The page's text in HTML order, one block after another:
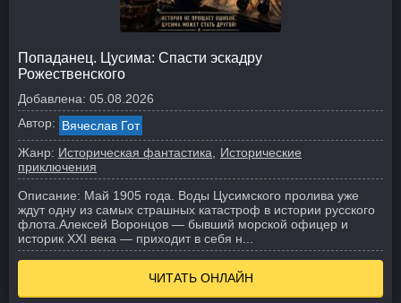
Попаданец. Цусима: Спасти эскадру
Рожественского
Добавлена: 05.08.2026
Автор: Вячеслав Гот
Жанр: Историческая фантастика
Исторические
приключения
Описание: Май 1905 года. Воды Цусимского пролива уже
ждут одну из самых страшных катастроф в истории русского
флота. Алексей Воронцов — бывший морской офицер и
историк XXI века — приходит в себя н...
ЧИТАТЬ ОНЛАЙН